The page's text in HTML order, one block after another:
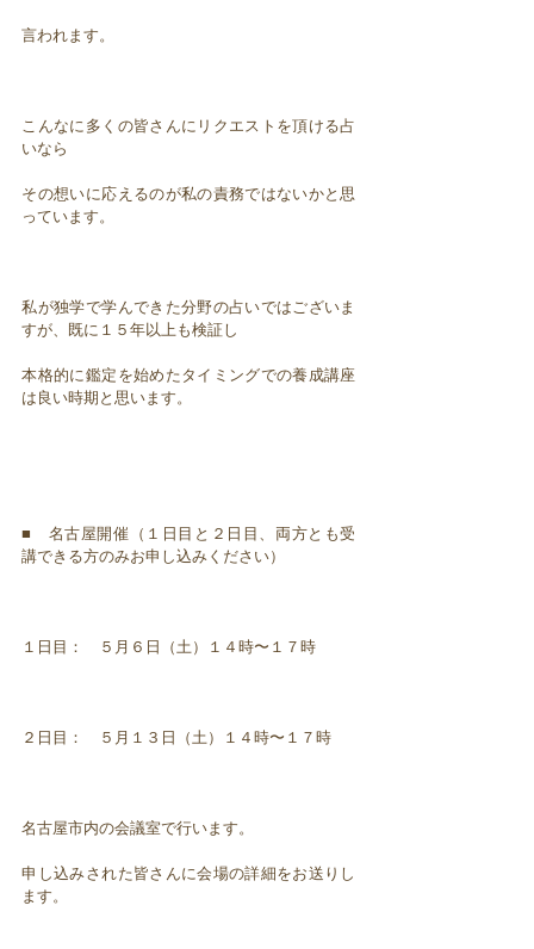
言われます。
こんなに多くの皆さんにリクエストを頂ける占
いなら
その想いに応えるのが私の責務ではないかと思
っています。
私が独学で学んできた分野の占いではございま
すが、既に１５年以上も検証し
本格的に鑑定を始めたタイミングでの養成講座
は良い時期と思います。
■ 名古屋開催（１日目と２日目、両方とも受
講できる方のみお申し込みください）
１日目： ５月６日（土）１４時〜１７時
２日目： ５月１３日（土）１４時〜１７時
名古屋市内の会議室で行います。
申し込みされた皆さんに会場の詳細をお送りし
ます。